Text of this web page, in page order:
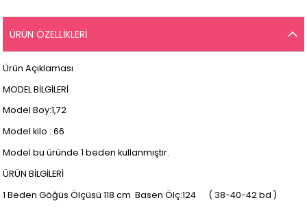
ÜRÜN ÖZELLIKLERI
Ürün Açıklaması
MODEL BİLGİLERİ
Model Boy:1,72
Model kilo : 66
Model bu üründe 1 beden kullanmıştır.
ÜRÜN BİLGİLERİ
1 Beden Göğüs Ölçüsü 118 cm Basen Ölç:124 ( 38-40-42 bd )